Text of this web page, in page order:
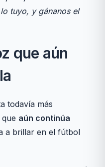
lo tuyo, y gánanos el
que aún
todavía más
aún continúa
a brillar en el fútbol